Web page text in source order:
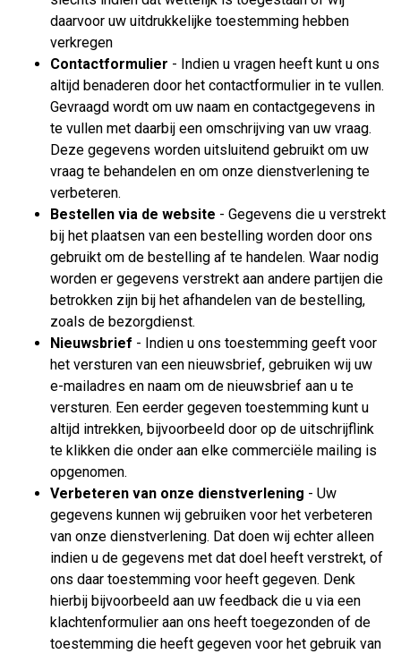
daarvoor uw uitdrukkelijke toestemming hebben
verkregen
Contactformulier - Indien u vragen heeft kunt u ons
altijd benaderen door het contactformulier in te vullen.
Gevraagd wordt om uw naam en contactgegevens in
te vullen met daarbij een omschrijving van uw vraag.
Deze gegevens worden uitsluitend gebruikt om uw
vraag te behandelen en om onze dienstverlening te
verbeteren.
Bestellen via de website - Gegevens die u verstrekt
bij het plaatsen van een bestelling worden door ons
gebruikt om de bestelling af te handelen. Waar nodig
worden er gegevens verstrekt aan andere partijen die
betrokken zijn bij het afhandelen van de bestelling,
zoals de bezorgdienst.
Nieuwsbrief - Indien u ons toestemming geeft voor
het versturen van een nieuwsbrief, gebruiken wij uw
e-mailadres en naam om de nieuwsbrief aan u te
versturen. Een eerder gegeven toestemming kunt u
altijd intrekken, bijvoorbeeld door op de uitschrijflink
te klikken die onder aan elke commerciële mailing is
opgenomen.
Verbeteren van onze dienstverlening - Uw
gegevens kunnen wij gebruiken voor het verbeteren
van onze dienstverlening. Dat doen wij echter alleen
indien u de gegevens met dat doel heeft verstrekt, of
ons daar toestemming voor heeft gegeven. Denk
hierbij bijvoorbeeld aan uw feedback die u via een
klachtenformulier aan ons heeft toegezonden of de
toestemming die heeft gegeven voor het gebruik van